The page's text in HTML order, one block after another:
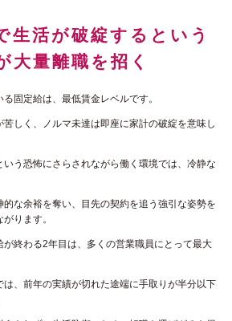
生活が破綻するという
大量離職を招く
固定給は、最低賃金レベルです。
しく、ノルマ未達は即座に家計の破綻を意味し
う恐怖にさらされながら働く環境では、冷静な
的な余裕を奪い、目先の契約を追う強引な姿勢を
ります。
終わる2年目は、多くの営業職員にとって最大
、前年の実績が切れた途端に手取りが半分以下